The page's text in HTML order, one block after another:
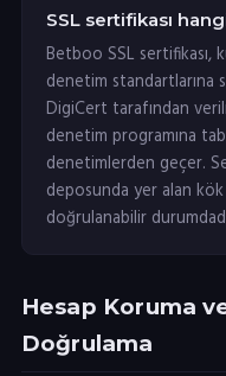
SSL sertifikası
Betboo SSL sertifikası,
denetim standartlarına
DigiCert tarafından
denetim programına
denetimlerden geçer.
deposunda yer alan
doğrulanabilir
Hesap Koruma
Doğrulama